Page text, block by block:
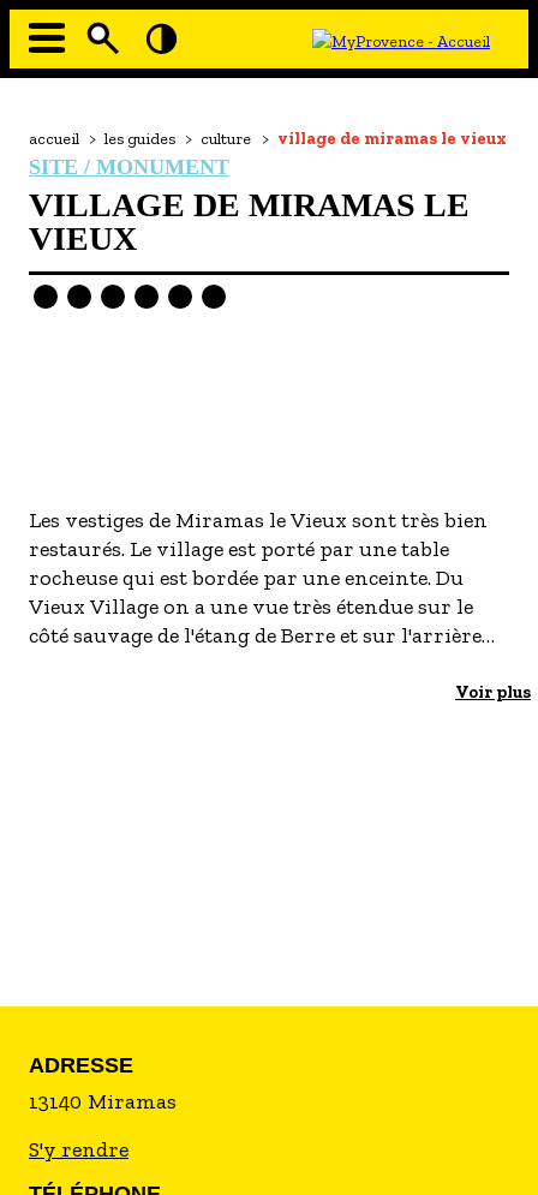
Aller
principale
À MOI LA CULTURE
PASSEZ À TABLE
SOUS TOUTES LES COUTUMES
- Les restaurants
- Les établissements Accueil vélo
LES OFFRES MYPROVENCE
S'inscrire à nos newsletters
Fil
d'Ariane
accueil > les guides > culture > village de miramas le vieux
SITE / MONUMENT
VILLAGE DE MIRAMAS LE
VIEUX
Les vestiges de Miramas le Vieux sont très bien
restaurés. Le village est porté par une table
rocheuse qui est bordée par une enceinte. Du
Vieux Village on a une vue très étendue sur le
côté sauvage de l'étang de Berre et sur l'arrière
Voir plus
ADRESSE
13140 Miramas
S'y rendre